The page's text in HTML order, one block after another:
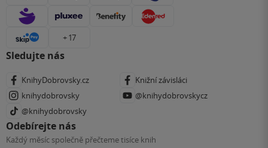
+ 17
Sledujte nás
KnihyDobrovsky.cz
Knižní závisláci
knihydobrovsky
@knihydobrovskycz
@knihydobrovsky
Odebírejte nás
Každý měsíc společně přečteme tisíce knih